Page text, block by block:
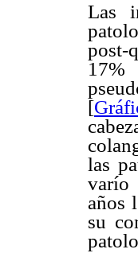
Las
post-
17%
[
las
varío
años
su